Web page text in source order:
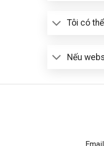
Tôi có
Nếu